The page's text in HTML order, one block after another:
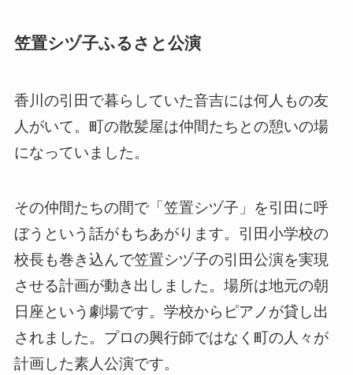
笠置シヅ子ふるさと公演
香川の引田で暮らしていた音吉には何人もの友
人がいて。町の散髪屋は仲間たちとの憩いの場
になっていました。
その仲間たちの間で「笠置シヅ子」を引田に呼
ぼうという話がもちあがります。引田小学校の
校長も巻き込んで笠置シヅ子の引田公演を実現
させる計画が動き出しました。場所は地元の朝
日座という劇場です。学校からピアノが貸し出
されました。プロの興行師ではなく町の人々が
計画した素人公演です。